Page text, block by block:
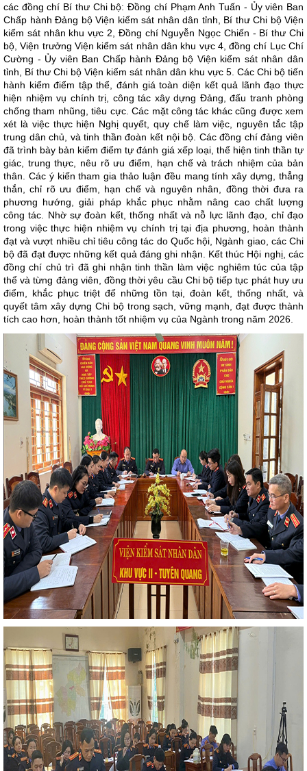
các đồng chí Bí thư Chi bộ: Đồng chí Phạm Anh Tuấn - Ủy viên Ban
Chấp hành Đảng bộ Viện kiểm sát nhân dân tỉnh, Bí thư Chi bộ Viện
kiểm sát nhân khu vực 2, Đồng chí Nguyễn Ngọc Chiến - Bí thư Chi
bộ, Viện trưởng Viện kiểm sát nhân dân khu vực 4, đồng chí Lục Chí
Cường - Ủy viên Ban Chấp hành Đảng bộ Viện kiểm sát nhân dân
tỉnh, Bí thư Chi bộ Viện kiểm sát nhân dân khu vực 5. Các Chi bộ tiến
hành kiểm điểm tập thể, đánh giá toàn diện kết quả lãnh đạo thực
hiện nhiệm vụ chính trị, công tác xây dựng Đảng, đấu tranh phòng
chống tham nhũng, tiêu cực. Các mặt công tác khác cũng được xem
xét là việc thực hiện Nghị quyết, quy chế làm việc, nguyên tắc tập
trung dân chủ, và tinh thần đoàn kết nội bộ. Các đồng chí đảng viên
đã trình bày bản kiểm điểm tự đánh giá xếp loại, thể hiện tinh thần tự
giác, trung thực, nêu rõ ưu điểm, hạn chế và trách nhiệm của bản
thân. Các ý kiến tham gia thảo luận đều mang tính xây dựng, thẳng
thắn, chỉ rõ ưu điểm, hạn chế và nguyên nhân, đồng thời đưa ra
phương hướng, giải pháp khắc phục nhằm nâng cao chất lượng
công tác. Nhờ sự đoàn kết, thống nhất và nỗ lực lãnh đạo, chỉ đạo
trong việc thực hiện nhiệm vụ chính trị tại địa phương, hoàn thành
đạt và vượt nhiều chỉ tiêu công tác do Quốc hội, Ngành giao, các Chi
bộ đã đạt được những kết quả đáng ghi nhận. Kết thúc Hội nghị, các
đồng chí chủ trì đã ghi nhận tinh thần làm việc nghiêm túc của tập
thể và từng đảng viên, đồng thời yêu cầu Chi bộ tiếp tục phát huy ưu
điểm, khắc phục triệt để những tồn tại, đoàn kết, thống nhất, và
quyết tâm xây dựng Chi bộ trong sạch, vững mạnh, đạt được thành
tích cao hơn, hoàn thành tốt nhiệm vụ của Ngành trong năm 2026.